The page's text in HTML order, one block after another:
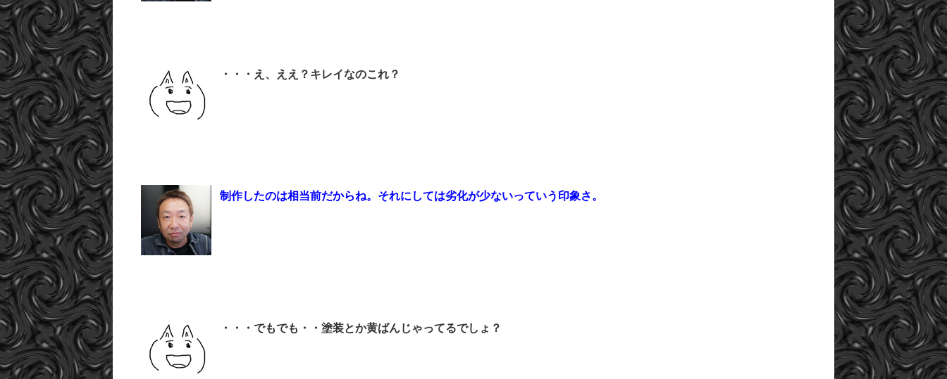
・・・え、ええ？キレイなのこれ？
制作したのは相当前だからね。それにしては劣化が少ないっていう印象さ。
・・・でもでも・・塗装とか黄ばんじゃってるでしょ？